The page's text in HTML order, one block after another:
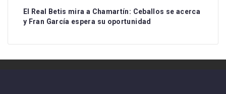
El Real Betis mira a Chamartín: Ceballos se acerca
y Fran García espera su oportunidad